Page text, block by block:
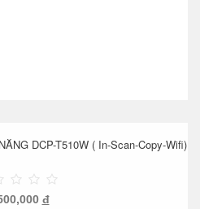
DCP-T510W ( In-Scan-Copy-Wifi)
đ